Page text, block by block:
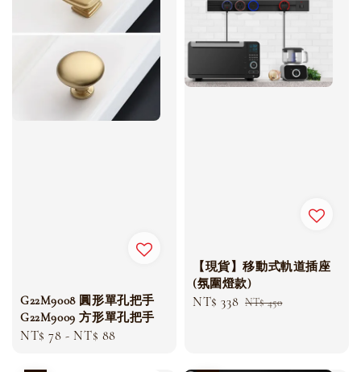
G22M9008 圓形單孔把手
G22M9009 方形單孔把手
Regular
NT$ 78 - NT$ 88
【現貨】移動式軌道插座
(氛圍燈款)
Sale
NT$ 338 Regular
NT$ 450